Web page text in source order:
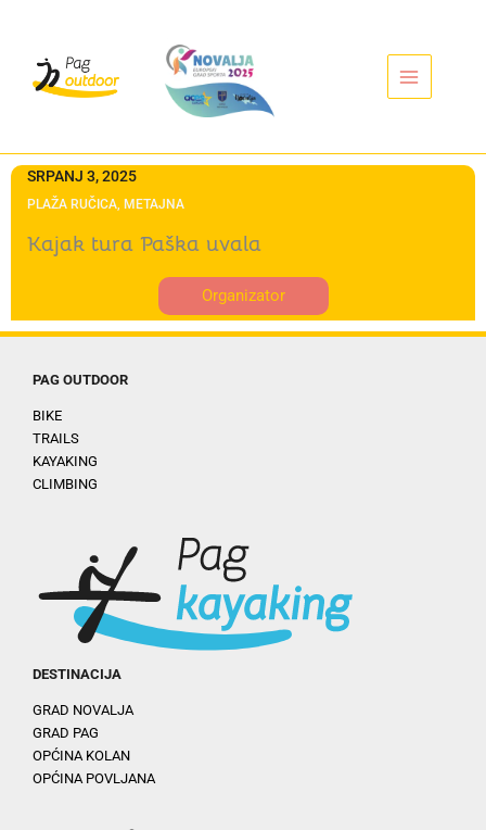
SRPANJ 3, 2025
PLAŽA RUČICA, METAJNA
Kajak tura Paška uvala
Organizator
PAG OUTDOOR
BIKE
TRAILS
KAYAKING
CLIMBING
DESTINACIJA
GRAD NOVALJA
GRAD PAG
OPĆINA KOLAN
OPĆINA POVLJANA